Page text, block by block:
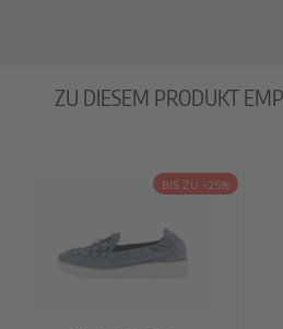
ZU DIESEM PRODUKT
BIS ZU -25%